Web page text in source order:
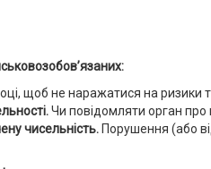
щоб не наражатися на ризики
Чи повідомляти орган
чисельність.Порушення (або